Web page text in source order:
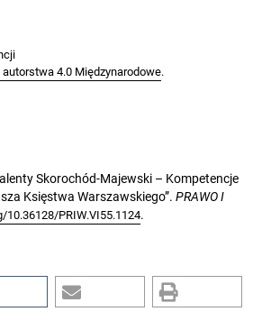
4.0 Międzynarodowe.
Skorochód-Majewski – Kompetencje
Księstwa Warszawskiego”. PRAWO I
10.36128/PRIW.VI55.1124.